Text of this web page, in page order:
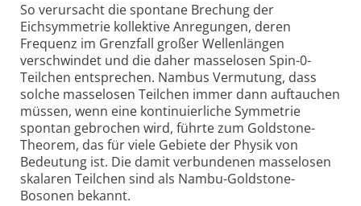
So verursacht die spontane Brechung der
Eichsymmetrie kollektive Anregungen, deren
Frequenz im Grenzfall großer Wellenlängen
verschwindet und die daher masselosen Spin-0-
Teilchen entsprechen. Nambus Vermutung, dass
solche masselosen Teilchen immer dann auftauchen
müssen, wenn eine kontinuierliche Symmetrie
spontan gebrochen wird, führte zum Goldstone-
Theorem, das für viele Gebiete der Physik von
Bedeutung ist. Die damit verbundenen masselosen
skalaren Teilchen sind als Nambu-Goldstone-
Bosonen bekannt.